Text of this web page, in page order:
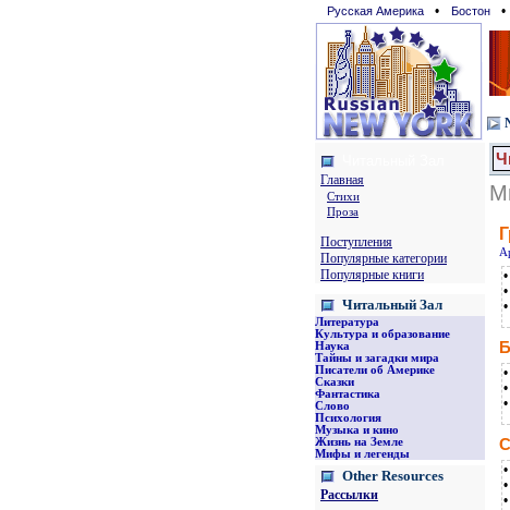
Русская Америка • Бостон •
Главная
Стихи
Проза
Поступления
Популярные категории
Популярные книги
Читальный Зал
Литература
Культура и образование
Наука
Тайны и загадки мира
Писатели об Америке
Сказки
Фантастика
Слово
Психология
Музыка и кино
Жизнь на Земле
Мифы и легенды
Other Resources
Рассылки
•
•
•
•
•
•
•
•
•